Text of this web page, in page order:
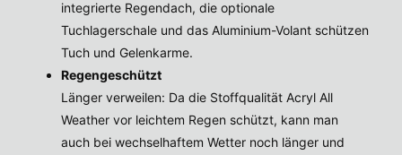
integrierte Regendach, die optionale
Tuchlagerschale und das Aluminium-Volant schützen
Tuch und Gelenkarme.
Regengeschützt
Länger verweilen: Da die Stoffqualität Acryl All
Weather vor leichtem Regen schützt, kann man
auch bei wechselhaftem Wetter noch länger und